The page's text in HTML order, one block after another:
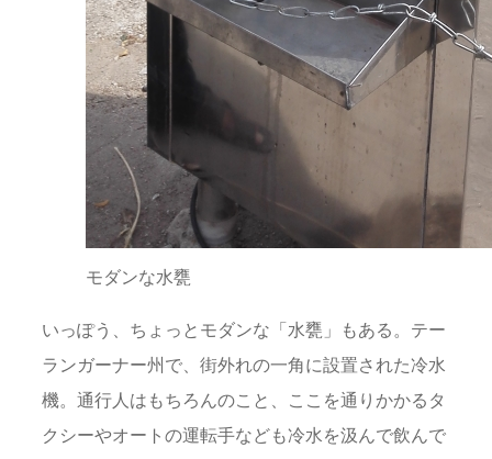
モダンな水甕
いっぽう、ちょっとモダンな「水甕」もある。テー
ランガーナー州で、街外れの一角に設置された冷水
機。通行人はもちろんのこと、ここを通りかかるタ
クシーやオートの運転手なども冷水を汲んで飲んで